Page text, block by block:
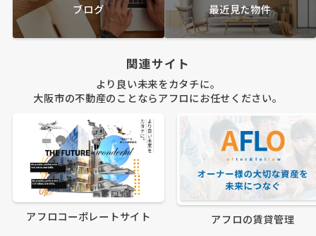
ブログ 最近見た物件
関連サイト
より良い未来をカタチに。
大阪市の不動産のことならアフロにお任せください。
アフロコーポレートサイト アフロの賃貸管理